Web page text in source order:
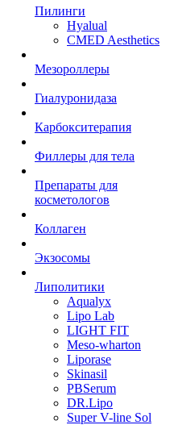
Пилинги
Hyalual
CMED Aesthetics
Мезороллеры
Гиалуронидаза
Карбокситерапия
Филлеры для тела
Препараты для
косметологов
Коллаген
Экзосомы
Липолитики
Aqualyx
Lipo Lab
LIGHT FIT
Meso-wharton
Liporase
Skinasil
PBSerum
DR.Lipo
Super V-line Sol